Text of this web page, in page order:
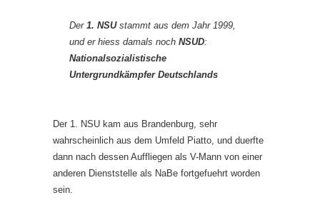
Der1. NSUstammt aus dem Jahr 1999,
und er hiess damals noch NSUD:
Nationalsozialistische
Untergrundkämpfer Deutschlands
Der 1. NSU kam aus Brandenburg, sehr
wahrscheinlich aus dem Umfeld Piatto, und duerfte
dann nach dessen Auffliegen als V-Mann von einer
anderen Dienststelle als NaBe fortgefuehrt worden
sein.